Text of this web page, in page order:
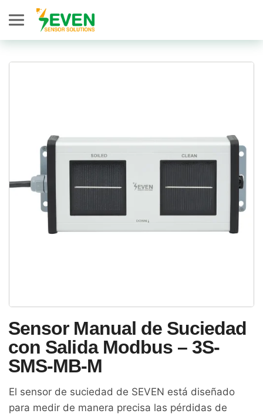
Sensor Manual de Suciedad
con Salida Modbus – 3S-
SMS-MB-M
El sensor de suciedad de SEVEN está diseñado
para medir de manera precisa las pérdidas de